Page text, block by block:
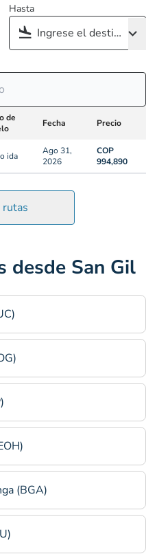
Hasta
de
Fecha Precio
ida
Ago 31,
2026
COP
994,890
rutas
desde San Gil
(BGA)